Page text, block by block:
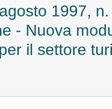
1997,
- Nuova
il settore